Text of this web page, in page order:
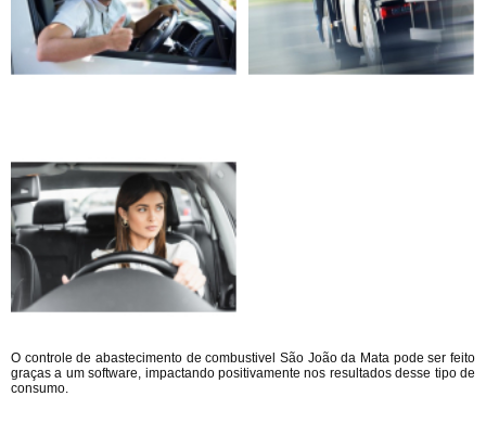
O controle de abastecimento de combustivel São João da Mata pode ser feito
graças a um software, impactando positivamente nos resultados desse tipo de
consumo.